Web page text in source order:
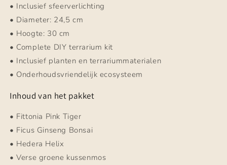
• Inclusief sfeerverlichting
• Diameter: 24,5 cm
• Hoogte: 30 cm
• Complete DIY terrarium kit
• Inclusief planten en terrariummaterialen
• Onderhoudsvriendelijk ecosysteem
Inhoud van het pakket
• Fittonia Pink Tiger
• Ficus Ginseng Bonsai
• Hedera Helix
• Verse groene kussenmos